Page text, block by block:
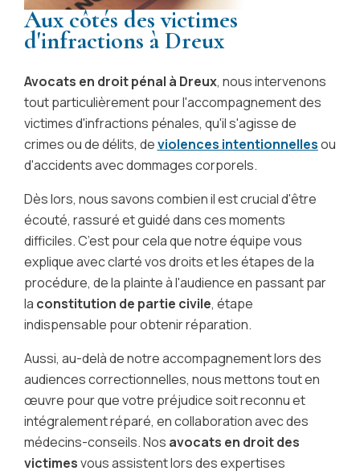
Aux côtés des victimes
d'infractions à Dreux
Avocats en droit pénal à Dreux, nous intervenons
tout particulièrement pour l'accompagnement des
victimes d'infractions pénales, qu'il s'agisse de
crimes ou de délits, deviolences intentionnellesou
d'accidents avec dommages corporels.
Dès lors, nous savons combien il est crucial d'être
écouté, rassuré et guidé dans ces moments
difficiles. C’est pour cela que notre équipe vous
explique avec clarté vos droits et les étapes de la
procédure, de la plainte à l'audience en passant par
la constitution de partie civile, étape
indispensable pour obtenir réparation.
Aussi, au-delà de notre accompagnement lors des
audiences correctionnelles, nous mettons tout en
œuvre pour que votre préjudice soit reconnu et
intégralement réparé, en collaboration avec des
médecins-conseils. Nos avocats en droit des
victimesvous assistent lors des expertises